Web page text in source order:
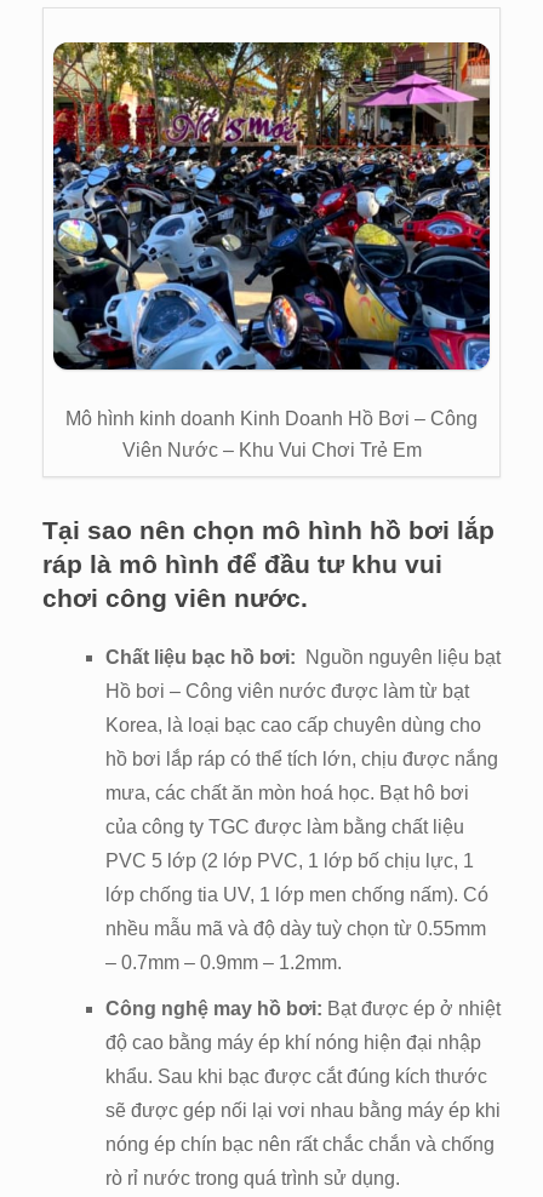
Mô hình kinh doanh Kinh Doanh Hồ Bơi – Công
Viên Nước – Khu Vui Chơi Trẻ Em
Tại sao nên chọn mô hình hồ bơi lắp
ráp là mô hình để đầu tư khu vui
chơi công viên nước.
Chất liệu bạc hồ bơi: Nguồn nguyên liệu bạt
Hồ bơi – Công viên nước được làm từ bạt
Korea, là loại bạc cao cấp chuyên dùng cho
hồ bơi lắp ráp có thể tích lớn, chịu được nắng
mưa, các chất ăn mòn hoá học. Bạt hô bơi
của công ty TGC được làm bằng chất liệu
PVC 5 lớp (2 lớp PVC, 1 lớp bố chịu lực, 1
lớp chống tia UV, 1 lớp men chống nấm). Có
nhều mẫu mã và độ dày tuỳ chọn từ 0.55mm
– 0.7mm – 0.9mm – 1.2mm.
Công nghệ may hồ bơi: Bạt được ép ở nhiệt
độ cao bằng máy ép khí nóng hiện đại nhập
khẩu. Sau khi bạc được cắt đúng kích thước
sẽ được gép nối lại vơi nhau bằng máy ép khi
nóng ép chín bạc nên rất chắc chắn và chống
rò rỉ nước trong quá trình sử dụng.